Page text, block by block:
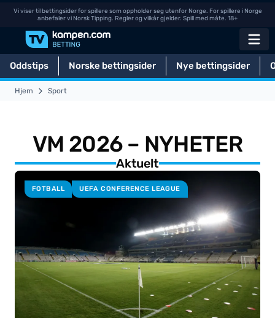
Vi viser til bettingsider for spillere som oppholder seg utenfor Norge. For spillere i Norge
anbefaler vi Norsk Tipping. Regler og vilkår gjelder. Spill med måte. 18+
Oddstips Norske bettingsider Nye bettingsider
Hjem Sport
VM 2026 – NYHETER
Aktuelt
FOTBALL UEFA CONFERENCE LEAGUE